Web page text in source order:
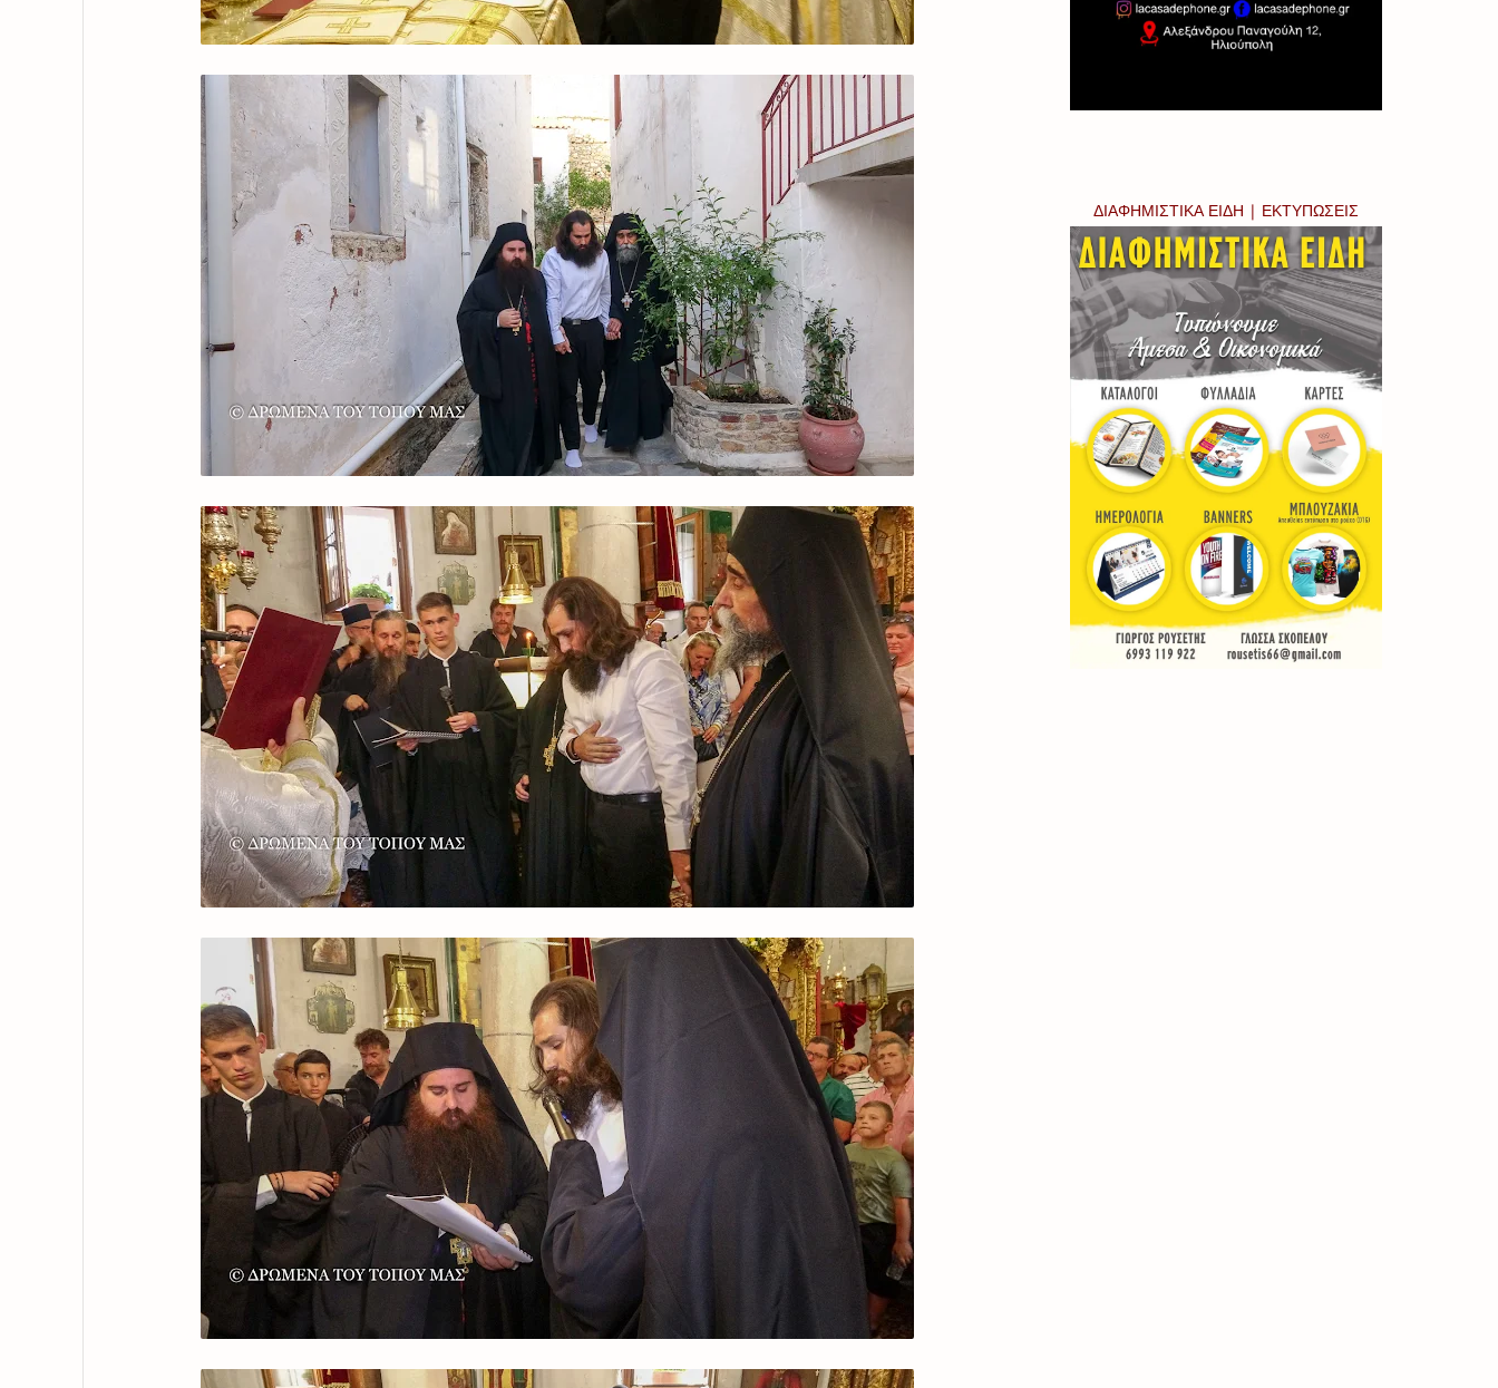
ΔΙΑΦΗΜΙΣΤΙΚΑ ΕΙΔΗ | ΕΚΤΥΠΩΣΕΙΣ